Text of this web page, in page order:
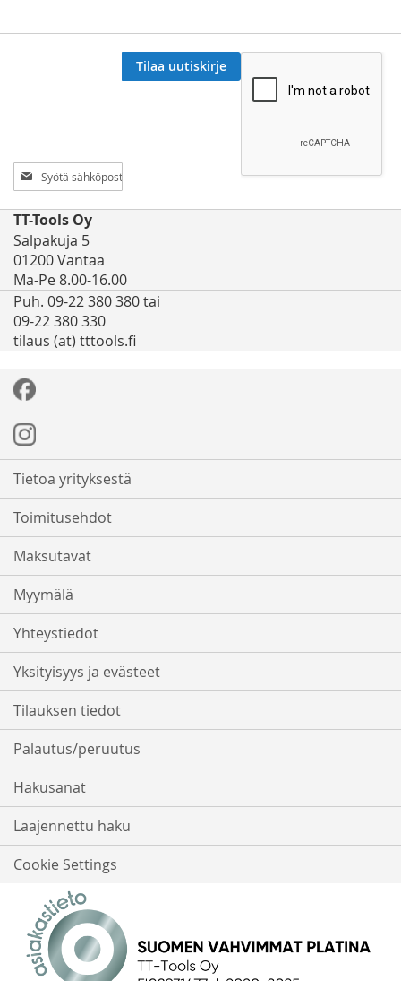
Tilaa
uutiskirjeemme:
Tilaa uutiskirje
TT-Tools Oy
Salpakuja 5
01200 Vantaa
Ma-Pe 8.00-16.00
Puh. 09-22 380 380 tai
09-22 380 330
tilaus (at) tttools.fi
Tietoa yrityksestä
Toimitusehdot
Maksutavat
Myymälä
Yhteystiedot
Yksityisyys ja evästeet
Tilauksen tiedot
Palautus/peruutus
Hakusanat
Laajennettu haku
Cookie Settings